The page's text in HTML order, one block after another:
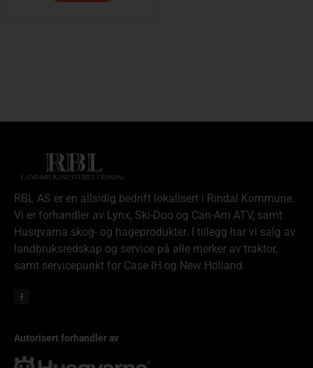
RBL AS er en allsidig bedrift lokalisert i Rindal Kommune.
Vi er forhandler av Lynx, Ski-Doo og Can-Am ATV, samt
Husqvarna skog- og hageprodukter. I tillegg har vi salg av
landbruksredskap og service på alle merker av traktor,
samt servicepunkt for Case IH og New Holland.
Autorisert forhandler av